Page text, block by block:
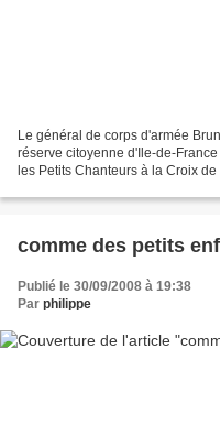
Le général de corps d'armée
réserve citoyenne d'Ile-de-
les Petits Chanteurs à la Croix
comme des petits
Publié le 30/09/2008 à 19:38
Par philippe